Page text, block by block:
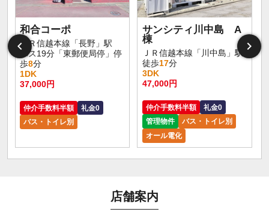
和合コーポ
ＪＲ信越本線「長野」駅
バス19分「東郵便局停」停
歩8分
1DK
37,000円
仲介手数料半額
礼金0
バス・トイレ別
サンシティ川中島 A
棟
ＪＲ信越本線「川中島」駅
徒歩17分
3DK
47,000円
仲介手数料半額
礼金0
管理物件
バス・トイレ別
オール電化
店舗案内